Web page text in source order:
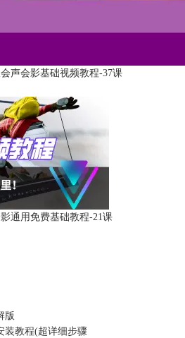
会声会影基础视频教程-37课
通用免费基础教程-21课
版
装教程(超详细步骤